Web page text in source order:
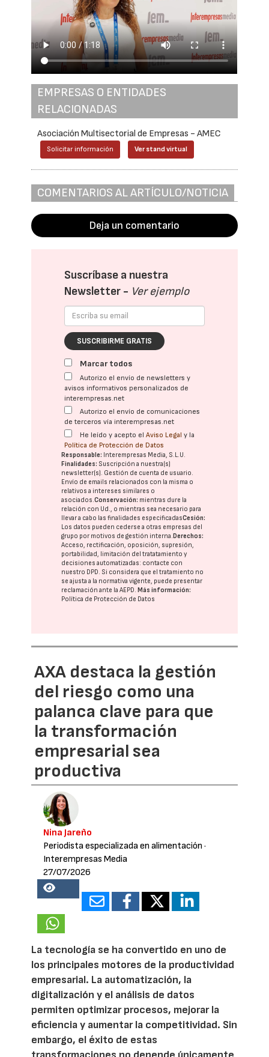
EMPRESAS O ENTIDADES
RELACIONADAS
Asociación Multisectorial de Empresas - AMEC
Solicitar información Ver stand virtual
COMENTARIOS AL ARTÍCULO/NOTICIA
Deja un comentario
Suscríbase a nuestra
Newsletter - Ver ejemplo
SUSCRIBIRME GRATIS
Marcar todos
Autorizo el envío de newsletters y
avisos informativos personalizados de
interempresas.net
Autorizo el envío de comunicaciones
de terceros vía interempresas.net
He leído y acepto elAviso Legal y la
Política de Protección de Datos
Responsable: Interempresas Media, S.L.U.
Finalidades: Suscripción a nuestra(s)
newsletter(s). Gestión de cuenta de usuario.
Envío de emails relacionados con la misma o
relativos a intereses similares o
asociados.Conservación: mientras dure la
relación con Ud., o mientras sea necesario para
llevar a cabo las finalidades especificadasCesión:
Los datos pueden cederse a otras empresas del
grupo por motivos de gestión interna.Derechos:
Acceso, rectificación, oposición, supresión,
portabilidad, limitación del tratatamiento y
decisiones automatizadas: contacte con
nuestro DPD . Si considera que el tratamiento no
se ajusta a la normativa vigente, puede presentar
reclamación ante laAEPD .Más información:
Política de Protección de Datos
AXA destaca la gestión
del riesgo como una
palanca clave para que
la transformación
empresarial sea
productiva
Nina Jareño
Periodista especializada en alimentación ·
Interempresas Media
27/07/2026
18329
La tecnología se ha convertido en uno de
los principales motores de la productividad
empresarial. La automatización, la
digitalización y el análisis de datos
permiten optimizar procesos, mejorar la
eficiencia y aumentar la competitividad. Sin
embargo, el éxito de estas